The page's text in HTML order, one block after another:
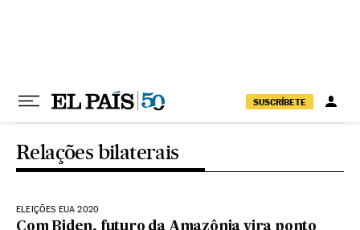
SUSCRÍBETE
Relações bilaterais
ELEIÇÕES EUA 2020
Com Biden, futuro da Amazônia vira ponto